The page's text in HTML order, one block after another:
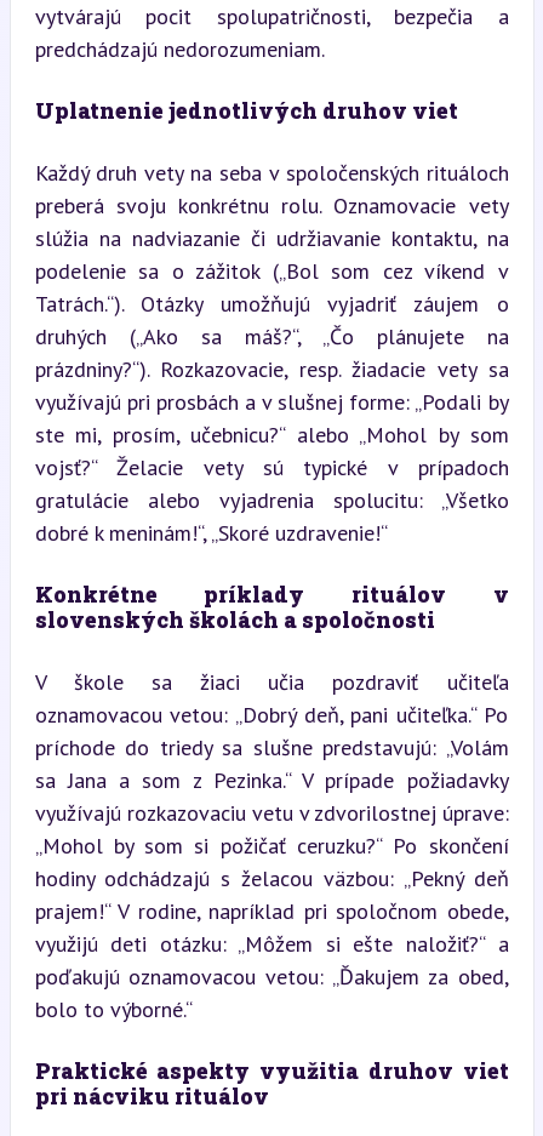
vytvárajú pocit spolupatričnosti, bezpečia a
predchádzajú nedorozumeniam.
Uplatnenie jednotlivých druhov viet
Každý druh vety na seba v spoločenských rituáloch
preberá svoju konkrétnu rolu. Oznamovacie vety
slúžia na nadviazanie či udržiavanie kontaktu, na
podelenie sa o zážitok („Bol som cez víkend v
Tatrách.“). Otázky umožňujú vyjadriť záujem o
druhých („Ako sa máš?“, „Čo plánujete na
prázdniny?“). Rozkazovacie, resp. žiadacie vety sa
využívajú pri prosbách a v slušnej forme: „Podali by
ste mi, prosím, učebnicu?“ alebo „Mohol by som
vojsť?“ Želacie vety sú typické v prípadoch
gratulácie alebo vyjadrenia spolucitu: „Všetko
dobré k meninám!“, „Skoré uzdravenie!“
Konkrétne príklady rituálov v
slovenských školách a spoločnosti
V škole sa žiaci učia pozdraviť učiteľa
oznamovacou vetou: „Dobrý deň, pani učiteľka.“ Po
príchode do triedy sa slušne predstavujú: „Volám
sa Jana a som z Pezinka.“ V prípade požiadavky
využívajú rozkazovaciu vetu v zdvorilostnej úprave:
„Mohol by som si požičať ceruzku?“ Po skončení
hodiny odchádzajú s želacou väzbou: „Pekný deň
prajem!“ V rodine, napríklad pri spoločnom obede,
využijú deti otázku: „Môžem si ešte naložiť?“ a
poďakujú oznamovacou vetou: „Ďakujem za obed,
bolo to výborné.“
Praktické aspekty využitia druhov viet
pri nácviku rituálov